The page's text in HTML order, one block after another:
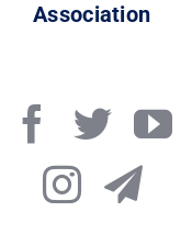
Association